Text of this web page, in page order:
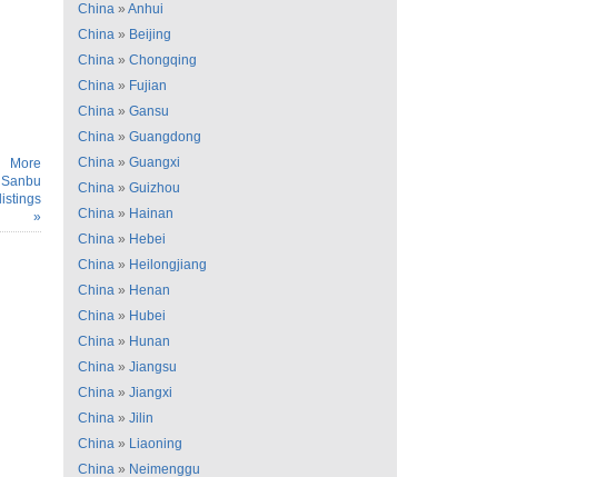
More
Sanbu
listings
»
China » Anhui
China » Beijing
China » Chongqing
China » Fujian
China » Gansu
China » Guangdong
China » Guangxi
China » Guizhou
China » Hainan
China » Hebei
China » Heilongjiang
China » Henan
China » Hubei
China » Hunan
China » Jiangsu
China » Jiangxi
China » Jilin
China » Liaoning
China » Neimenggu